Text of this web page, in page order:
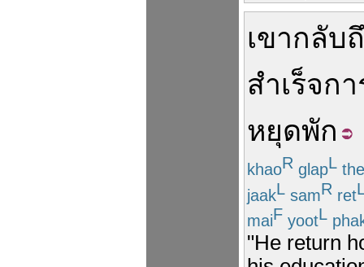
เขากลับ
สำเร็จก
หยุดพัก
khaoR glapL
jaakL samR ret
maiF yootL
"He return